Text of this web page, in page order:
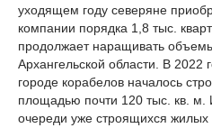
уходящем году северяне
компании порядка 1,8 тыс.
продолжает наращивать
Архангельской области. В 2022
городе корабелов началось
площадью почти 120 тыс. кв. м.
очереди уже строящихся жилых